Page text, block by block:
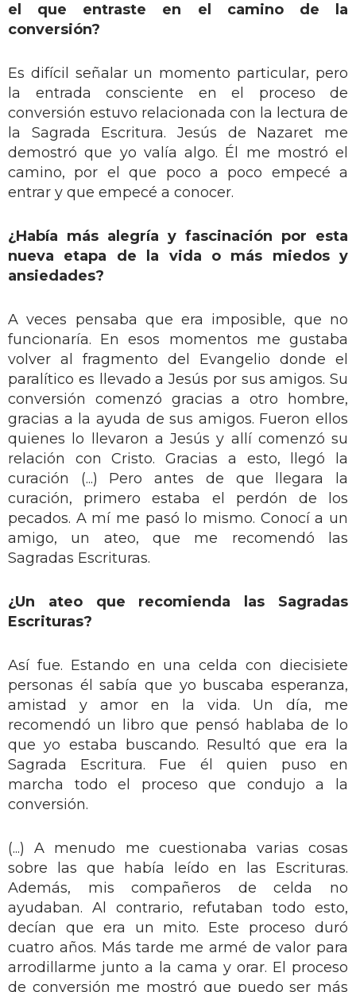
el que entraste en el camino de la
conversión?
Es difícil señalar un momento particular, pero
la entrada consciente en el proceso de
conversión estuvo relacionada con la lectura de
la Sagrada Escritura. Jesús de Nazaret me
demostró que yo valía algo. Él me mostró el
camino, por el que poco a poco empecé a
entrar y que empecé a conocer.
¿Había más alegría y fascinación por esta
nueva etapa de la vida o más miedos y
ansiedades?
A veces pensaba que era imposible, que no
funcionaría. En esos momentos me gustaba
volver al fragmento del Evangelio donde el
paralítico es llevado a Jesús por sus amigos. Su
conversión comenzó gracias a otro hombre,
gracias a la ayuda de sus amigos. Fueron ellos
quienes lo llevaron a Jesús y allí comenzó su
relación con Cristo. Gracias a esto, llegó la
curación (...) Pero antes de que llegara la
curación, primero estaba el perdón de los
pecados. A mí me pasó lo mismo. Conocí a un
amigo, un ateo, que me recomendó las
Sagradas Escrituras.
¿Un ateo que recomienda las Sagradas
Escrituras?
Así fue. Estando en una celda con diecisiete
personas él sabía que yo buscaba esperanza,
amistad y amor en la vida. Un día, me
recomendó un libro que pensó hablaba de lo
que yo estaba buscando. Resultó que era la
Sagrada Escritura. Fue él quien puso en
marcha todo el proceso que condujo a la
conversión.
(...) A menudo me cuestionaba varias cosas
sobre las que había leído en las Escrituras.
Además, mis compañeros de celda no
ayudaban. Al contrario, refutaban todo esto,
decían que era un mito. Este proceso duró
cuatro años. Más tarde me armé de valor para
arrodillarme junto a la cama y orar. El proceso
de conversión me mostró que puedo ser más